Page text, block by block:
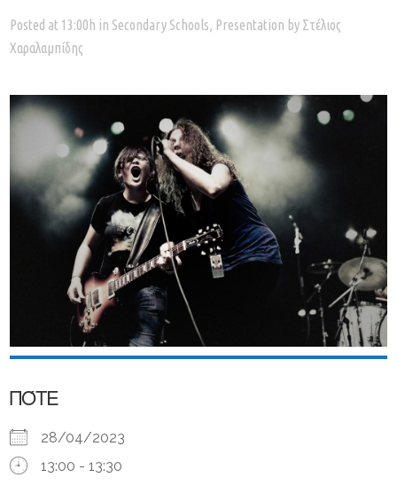
Posted at 13:00h in Secondary Schools, Presentation by Στέλιος
Χαραλαμπίδης
ΠΌΤΕ
28/04/2023
13:00 - 13:30